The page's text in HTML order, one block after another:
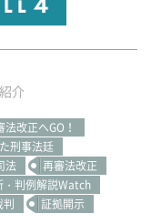
介
法改正へGO！
刑事法廷
法
再審法改正
・判例解説Watch
判 証拠開示